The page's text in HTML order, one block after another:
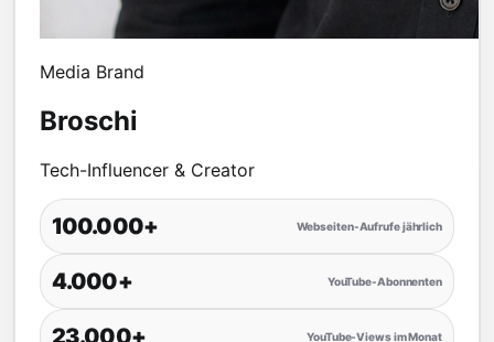
Media Brand
Broschi
Tech-Influencer & Creator
100.000+ Webseiten-Aufrufe jährlich
4.000+ YouTube-Abonnenten
23.000+ YouTube-Views im Monat